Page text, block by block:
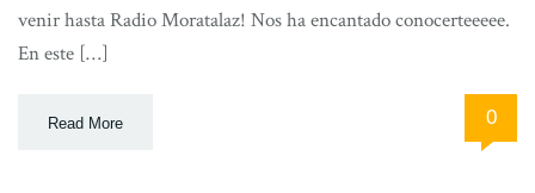
venir hasta Radio Moratalaz! Nos ha encantado conocerteeeee.
En este […]
Read More 0